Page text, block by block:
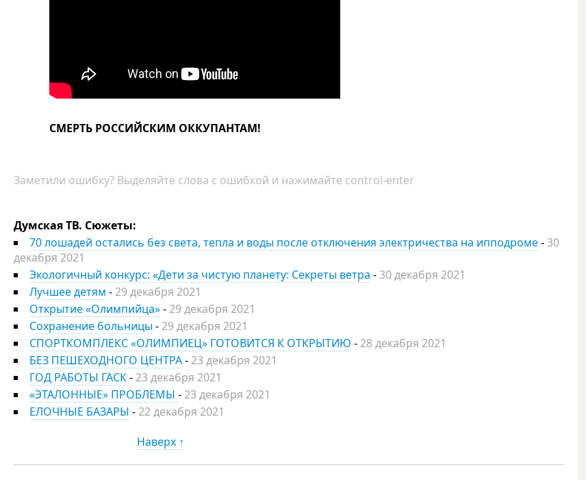
СМЕРТЬ РОССИЙСКИМ ОККУПАНТАМ!
Заметили ошибку? Выделяйте слова с ошибкой и нажимайте control-enter
Думская ТВ. Сюжеты:
70 лошадей остались без света, тепла и воды после отключения электричества на ипподроме-30
декабря 2021
Экологичный конкурс: «Дети за чистую планету: Секреты ветра -30 декабря 2021
Лучшее детям - 29 декабря 2021
Открытие «Олимпийца»- 29 декабря 2021
Сохранение больницы- 29 декабря 2021
СПОРТКОМПЛЕКС «ОЛИМПИЕЦ» ГОТОВИТСЯ К ОТКРЫТИЮ - 28 декабря 2021
БЕЗ ПЕШЕХОДНОГО ЦЕНТРА- 23 декабря 2021
ГОД РАБОТЫ ГАСК- 23 декабря 2021
«ЭТАЛОННЫЕ» ПРОБЛЕМЫ - 23 декабря 2021
ЕЛОЧНЫЕ БАЗАРЫ - 22 декабря 2021
Наверх ↑